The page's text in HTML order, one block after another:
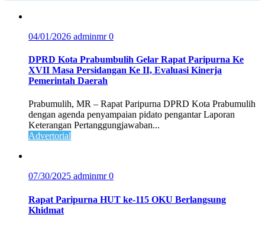
04/01/2026 adminmr0
DPRD Kota Prabumbulih Gelar Rapat Paripurna Ke
XVII Masa Persidangan Ke II, Evaluasi Kinerja
Pemerintah Daerah
Prabumulih, MR – Rapat Paripurna DPRD Kota Prabumulih
dengan agenda penyampaian pidato pengantar Laporan
Keterangan Pertanggungjawaban...
Advertorial
07/30/2025 adminmr0
Rapat Paripurna HUT ke-115 OKU Berlangsung
Khidmat